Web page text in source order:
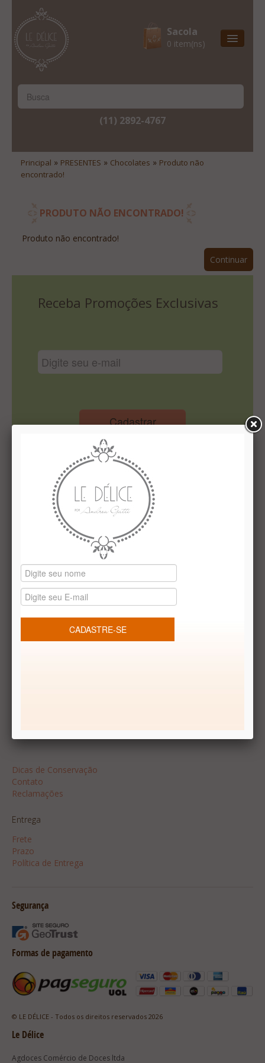
Sacola
0 item(ns)
Natal & 2017
Lista De Desejos
Minha Conta
(11) 2892-4767
Principal » PRESENTES » Chocolates » Produto não
encontrado!
PRODUTO NÃO ENCONTRADO!
Produto não encontrado!
Continuar
Receba Promoções Exclusivas
Cadastrar
Institucional
Quem Somos
Le Délice Atelier
Lista de comparação
Vale presentes
Produtos temáticos
REDES SOCIAIS
Dicas de Conservação
Contato
Reclamações
Entrega
Frete
Prazo
Política de Entrega
Segurança
Formas de pagamento
© LE DÉLICE - Todos os direitos reservados 2026
Le Délice
Agdoces Comércio de Doces ltda